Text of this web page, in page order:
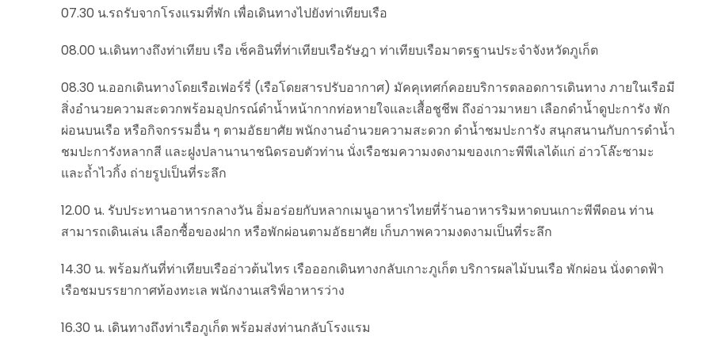
07.30 น.รถรับจากโรงแรมที่พัก เพื่อเดินทางไปยังท่าเทียบเรือ
08.00 น.เดินทางถึงท่าเทียบ เรือ เช็คอินที่ท่าเทียบเรือรัษฎา ท่าเทียบเรือมาตรฐานประจำจังหวัดภูเก็ต
08.30 น.ออกเดินทางโดยเรือเฟอร์รี่ (เรือโดยสารปรับอากาศ) มัคคุเทศก์คอยบริการตลอดการเดินทาง ภายในเรือมี
สิ่งอำนวยความสะดวกพร้อมอุปกรณ์ดำน้ำหน้ากากท่อหายใจและเสื้อชูชีพ ถึงอ่าวมาหยา เลือกดำน้ำดูปะการัง พัก
ผ่อนบนเรือ หรือกิจกรรมอื่น ๆ ตามอัธยาศัย พนักงานอำนวยความสะดวก ดำน้ำชมปะการัง สนุกสนานกับการดำน้ำ
ชมปะการังหลากสี และฝูงปลานานาชนิดรอบตัวท่าน นั่งเรือชมความงดงามของเกาะพีพีเลได้แก่ อ่าวโล๊ะซามะ
และถ้ำไวกิ้ง ถ่ายรูปเป็นที่ระลึก
12.00 น. รับประทานอาหารกลางวัน อิ่มอร่อยกับหลากเมนูอาหารไทยที่ร้านอาหารริมหาดบนเกาะพีพีดอน ท่าน
สามารถเดินเล่น เลือกซื้อของฝาก หรือพักผ่อนตามอัธยาศัย เก็บภาพความงดงามเป็นที่ระลึก
14.30 น. พร้อมกันที่ท่าเทียบเรืออ่าวต้นไทร เรือออกเดินทางกลับเกาะภูเก็ต บริการผลไม้บนเรือ พักผ่อน นั่งดาดฟ้า
เรือชมบรรยากาศท้องทะเล พนักงานเสริฟ์อาหารว่าง
16.30 น. เดินทางถึงท่าเรือภูเก็ต พร้อมส่งท่านกลับโรงแรม